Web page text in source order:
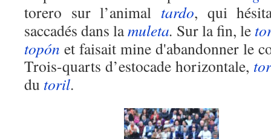
torero sur l’animal tardo, qui
saccadés dans lamuleta. Sur la fin, le
topón et faisait mine d'abandonner le
Trois-quarts d’estocade horizontale,
du toril.